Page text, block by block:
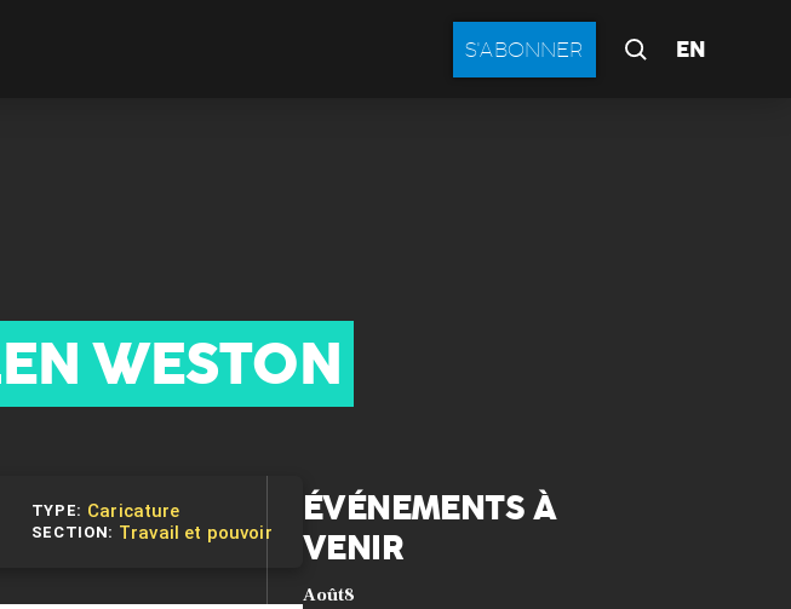
S'ABONNER EN
WESTON
TYPE: Caricature
SECTION: Travail et pouvoir
ÉVÉNEMENTS À
VENIR
Août8